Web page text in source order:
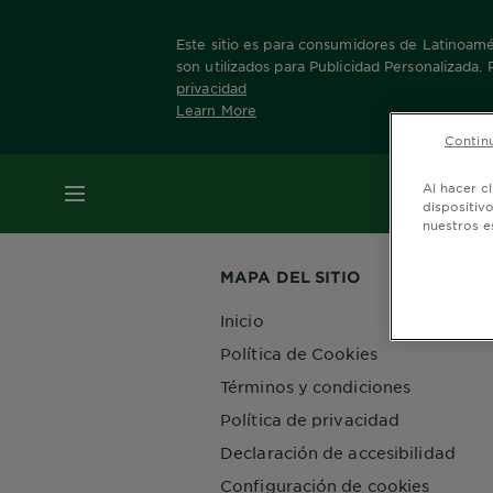
Este sitio es para consumidores de
son utilizados para Publicidad
privacidad
Learn More
MENÚ
Home Nuestras Marcas
MAPA DEL SITIO
Inicio
Política de Cookies
Términos y condiciones
Política de privacidad
Declaración de accesibilidad
Configuración de cookies
Al hacer
nuestros